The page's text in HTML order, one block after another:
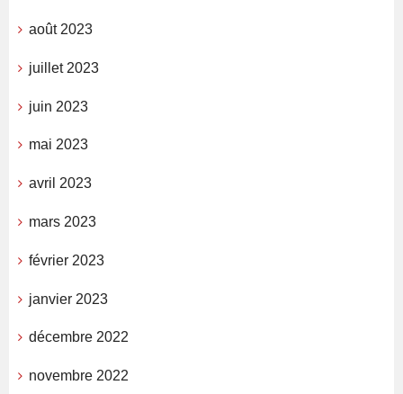
août 2023
juillet 2023
juin 2023
mai 2023
avril 2023
mars 2023
février 2023
janvier 2023
décembre 2022
novembre 2022